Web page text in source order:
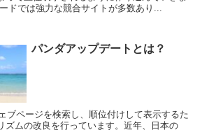
ドでは強力な競合サイトが多数あり...
パンダアップデートとは？
ブページを検索し、順位付けして表示するた
ズムの改良を行っています。近年、日本の